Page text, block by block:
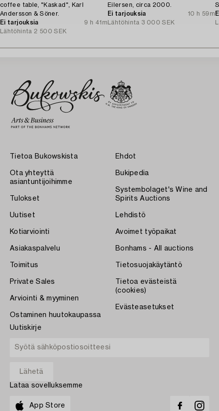
coffee table, "Kaskad", Karl
Andersson & Söner.
Ei tarjouksia
9 h 41m
Lähtöhinta 2 500 SEK
Eilersen, circa 2000.
Ei tarjouksia
10 h 59m
Lähtöhinta 3 000 SEK
Tietoa Bukowskista
Ota yhteyttä
asiantuntijoihimme
Tulokset
Uutiset
Kotiarviointi
Asiakaspalvelu
Toimitus
Private Sales
Arviointi & myyminen
Ostaminen huutokaupassa
Ehdot
Bukipedia
Systembolaget's Wine and
Spirits Auctions
Lehdistö
Avoimet työpaikat
Bonhams - All auctions
Tietosuojakäytäntö
Tietoa evästeistä
(cookies)
Evästeasetukset
Uutiskirje
Lataa sovelluksemme
App Store